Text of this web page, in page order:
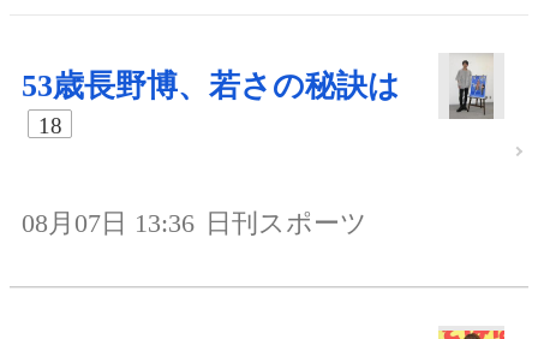
53歳長野博、若さの秘訣は
18
08月07日 13:36 日刊スポーツ